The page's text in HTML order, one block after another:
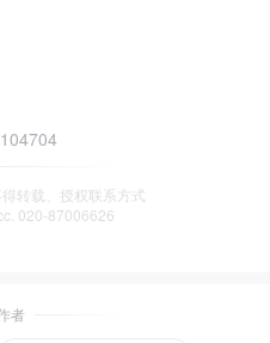
104704
转载、授权联系方式
020-87006626
者